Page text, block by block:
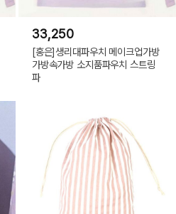
33,250
[홍은]생리대파우치 메이크업가방
가방속가방 소지품파우치 스트링
파